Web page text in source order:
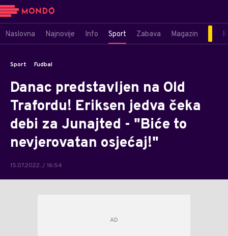
Naslovna Najnovije Info Sport Zabava Magazin
Sport Fudbal
Danac predstavljen na Old
Trafordu! Eriksen jedva čeka
debi za Junajted - "Biće to
nevjerovatan osjećaj!"
15.07.2022. / 16:54